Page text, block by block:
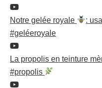
Notre gelée royale
:
#geléeroyale
La propolis en teinture
#propolis